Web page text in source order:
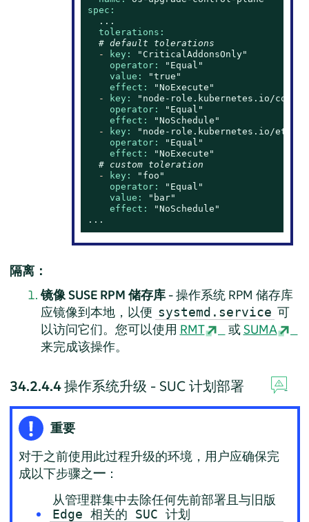
spec:
...
tolerations:
# default tolerations
-
key:
"CriticalAddonsOnly"
operator:
"Equal"
value:
"true"
effect:
"NoExecute"
-
key:
"node-role.kubernetes.io/
operator:
"Equal"
effect:
"NoSchedule"
-
key:
"node-role.kubernetes.io/etcd"
operator:
"Equal"
effect:
"NoExecute"
# custom toleration
-
key:
"foo"
operator:
"Equal"
value:
"bar"
effect:
"NoSchedule"
...
隔离：
镜像 SUSE RPM 储存库- 操作系统 RPM 储存库
应镜像到本地，以便 systemd.service 可
以访问它们。您可以使用 RMT 或SUMA
来完成该操作。
34.2.4.4操作系统升级 - SUC 计划部署
重要
对于之前使用此过程升级的环境，用户应确保完
成以下步骤之一 ：
从管理群集中去除任何先前部署且与旧版
Edge 相关的 SUC 计划